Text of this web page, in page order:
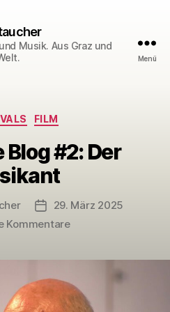
Musik. Aus Graz und
Menü
Kategorien
FILM
#2: Der
Veröffentlichungsdatum
29. März 2025
Kommentarezu
Der
Musikant